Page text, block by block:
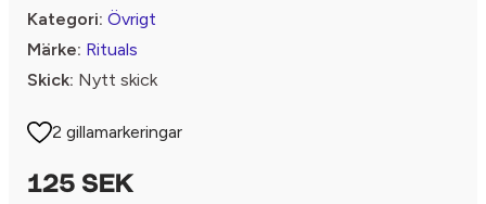
Kategori: Övrigt
Märke: Rituals
Skick: Nytt skick
2 gillamarkeringar
125 SEK